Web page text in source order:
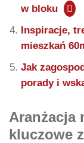
w bloku
Inspiracje,
mieszkań
Jak
porady i
Aranżacja
kluczowe